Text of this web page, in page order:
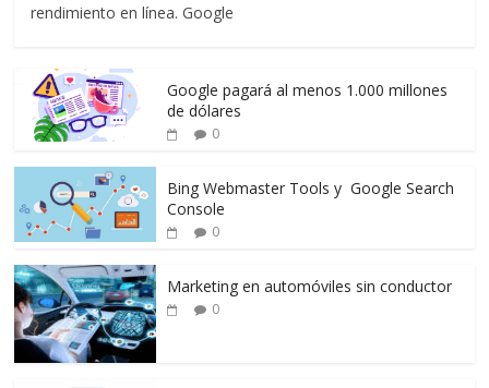
rendimiento en línea. Google
Google pagará al menos 1.000 millones
de dólares
0
Bing Webmaster Tools y Google Search
Console
0
Marketing en automóviles sin conductor
0